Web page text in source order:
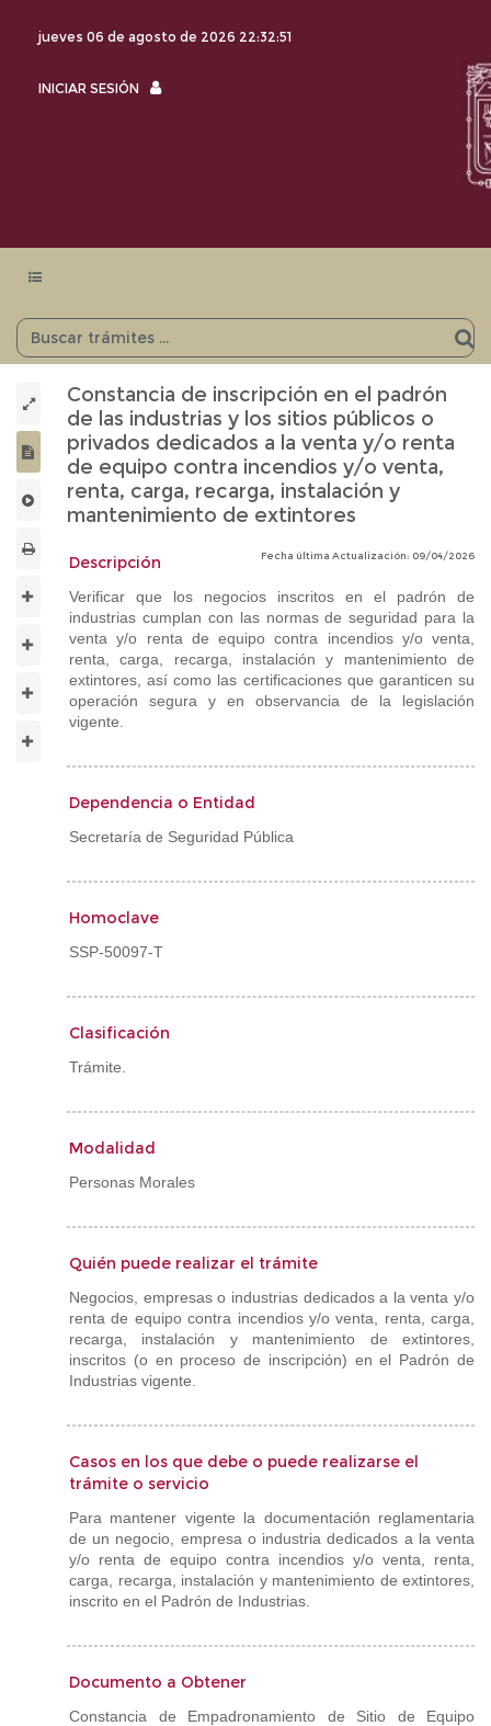
jueves 06 de agosto de 2026 22:32:51
INICIAR SESIÓN
INICIAR
Menu
Constancia de inscripción en el padrón
de las industrias y los sitios públicos o
privados dedicados a la venta y/o renta
de equipo contra incendios y/o venta,
renta, carga, recarga, instalación y
mantenimiento de extintores
Fecha última Actualización: 09/04/2026
Descripción
Verificar que los negocios inscritos en el padrón de
industrias cumplan con las normas de seguridad para la
venta y/o renta de equipo contra incendios y/o venta,
renta, carga, recarga, instalación y mantenimiento de
extintores, así como las certificaciones que garanticen su
operación segura y en observancia de la legislación
vigente.
Dependencia o Entidad
Secretaría de Seguridad Pública
Homoclave
SSP-50097-T
Clasificación
Trámite.
Modalidad
Personas Morales
Quién puede realizar el trámite
Negocios, empresas o industrias dedicados a la venta y/o
renta de equipo contra incendios y/o venta, renta, carga,
recarga, instalación y mantenimiento de extintores,
inscritos (o en proceso de inscripción) en el Padrón de
Industrias vigente.
Casos en los que debe o puede realizarse el
trámite o servicio
Para mantener vigente la documentación reglamentaria
de un negocio, empresa o industria dedicados a la venta
y/o renta de equipo contra incendios y/o venta, renta,
carga, recarga, instalación y mantenimiento de extintores,
inscrito en el Padrón de Industrias.
Documento a Obtener
Constancia de Empadronamiento de Sitio de Equipo